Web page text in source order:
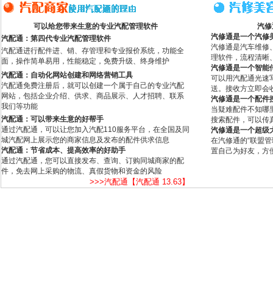
可以给您带来生意的专业汽配管理软件
汽配通：第四代专业汽配管理软件
汽配通进行配件进、销、存管理和专业报价系统，功能全
面，操作简单易用，性能稳定，免费升级、终身维护
汽配通：自动化网站创建和网络营销工具
汽配通免费注册后，就可以创建一个属于自己的专业汽配
网站，包括企业介绍、供求、商品展示、人才招聘、联系
我们等功能
汽配通：可以带来生意的好帮手
通过汽配通，可以让您加入汽配110服务平台，在全国及同
城汽配网上展示您的商家信息及发布的配件供求信息
汽配通：节省成本、提高效率的好助手
通过汽配通，您可以直接发布、查询、订购同城商家的配
件，免去网上采购的物流、真假货物和资金的风险
>>>汽配通【汽配通 13.63】
汽
汽修通是一个汽修
汽修通是汽车维修
理软件，流程清晰
汽修通是一个智能
可以用汽配通光速
送。接收方立即会
汽修通是一个配件
当疑难配件不知哪
搜索配件，可以传
汽修通是一个超级
在汽修通的“联盟
置自己为好友，方